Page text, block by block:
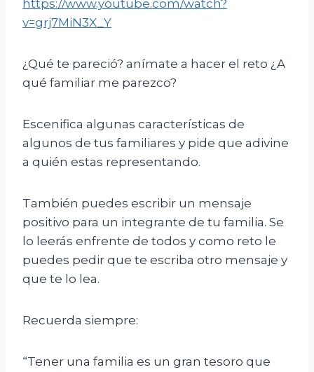
https://www.youtube.com/watch?
v=grj7MiN3X_Y
¿Qué te pareció? anímate a hacer el reto ¿A
qué familiar me parezco?
Escenifica algunas características de
algunos de tus familiares y pide que adivine
a quién estas representando.
También puedes escribir un mensaje
positivo para un integrante de tu familia. Se
lo leerás enfrente de todos y como reto le
puedes pedir que te escriba otro mensaje y
que te lo lea.
Recuerda siempre:
“Tener una familia es un gran tesoro que